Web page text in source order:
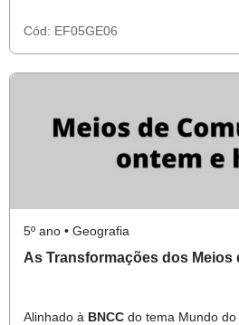
Cód: EF05GE06
5º ano • Geografia
As Transformações dos Meios
Alinhado à BNCC do tema Mundo do